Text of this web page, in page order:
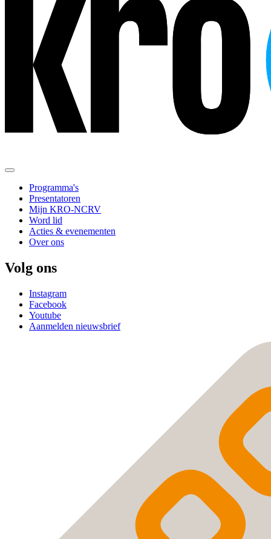
Programma's
Presentatoren
Mijn KRO-NCRV
Word lid
Acties & evenementen
Over ons
Volg ons
Instagram
Facebook
Youtube
Aanmelden nieuwsbrief